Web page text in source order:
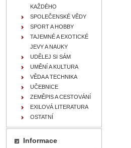
KAŽDÉHO
SPOLEČENSKÉ VĚDY
SPORT A HOBBY
TAJEMNÉ A EXOTICKÉ
JEVY A NAUKY
UDĚLEJ SI SÁM
UMĚNÍ A KULTURA
VĚDA A TECHNIKA
UČEBNICE
ZEMĚPIS A CESTOVÁNÍ
EXILOVÁ LITERATURA
OSTATNÍ
Informace